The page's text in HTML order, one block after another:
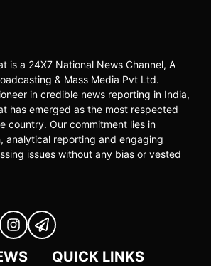
is a 24X7 National News Channel, A
& Mass Media Pvt Ltd.
in credible news reporting in India,
has emerged as the most respected
country. Our commitment lies in
analytical reporting and engaging
issues without any bias or vested
QUICK LINKS